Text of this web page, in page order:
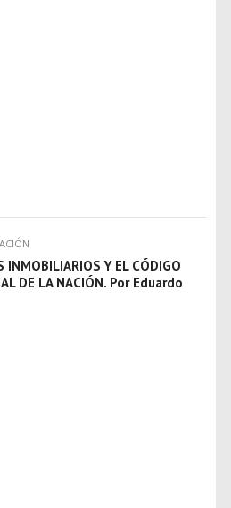
INMOBILIARIOS Y EL CÓDIGO
DE LA NACIÓN. Por Eduardo